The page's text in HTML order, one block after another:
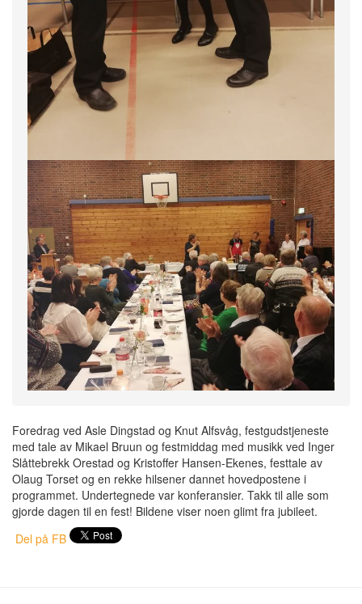
Foredrag ved Asle Dingstad og Knut Alfsvåg, festgudstjeneste
med tale av Mikael Bruun og festmiddag med musikk ved Inger
Slåttebrekk Orestad og Kristoffer Hansen-Ekenes, festtale av
Olaug Torset og en rekke hilsener dannet hovedpostene i
programmet. Undertegnede var konferansier. Takk til alle som
gjorde dagen til en fest! Bildene viser noen glimt fra jubileet.
Del på FB